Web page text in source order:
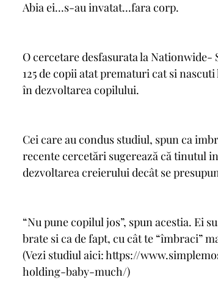
Abia ei...s-au invatat...fara corp.
O cercetare desfasurata la
125 de copii atat prematuri cat si
în dezvoltarea copilului.
Cei care au condus studiul, spun ca
recente cercetări sugerează că tinutul
dezvoltarea creierului decât se
“Nu pune copilul jos”, spun acestia. Ei
brate si ca de fapt, cu cât te “îmbraci”
(Vezi studiul aici: https://
holding-baby-much/)